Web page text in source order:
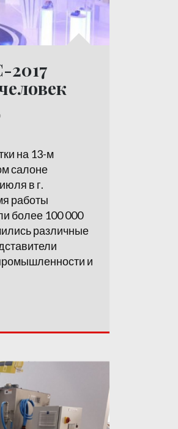
на 13-м
салоне
в г.
работы
более 100 000
различные
и